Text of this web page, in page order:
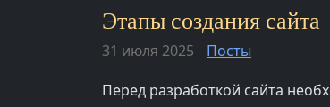
Этапы создания сайта
31 июля 2025
Посты
Перед разработкой сайта